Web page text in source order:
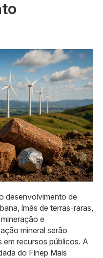
desenvolvimento de
ímãs de terras-raras,
e
mineral serão
recursos públicos. A
do Finep Mais